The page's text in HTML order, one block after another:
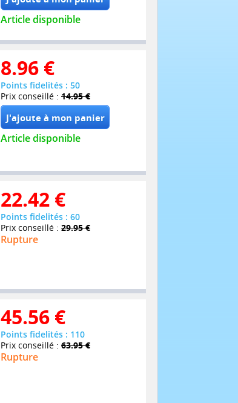
Article disponible
8.96 €
Points fidelités : 50
Prix conseillé : 14.95 €
Article disponible
22.42 €
Points fidelités : 60
Prix conseillé : 29.95 €
Rupture
45.56 €
Points fidelités : 110
Prix conseillé : 63.95 €
Rupture